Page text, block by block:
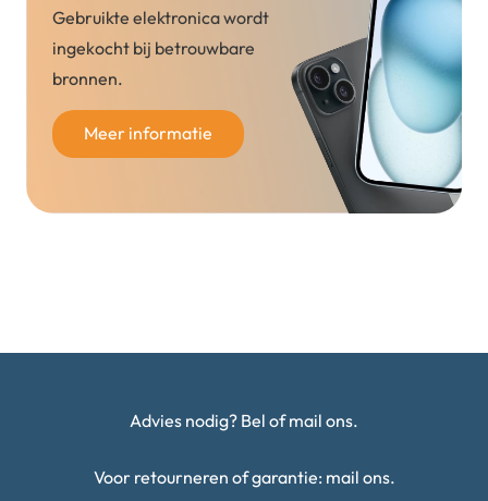
Gebruikte elektronica wordt
ingekocht bij betrouwbare
bronnen.
Meer informatie
Advies nodig? Bel of mail ons.
Voor retourneren of garantie: mail ons.